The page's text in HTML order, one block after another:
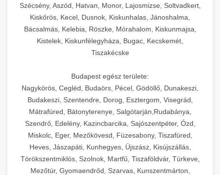
Szécsény, Aszód, Hatvan, Monor, Lajosmizse, Soltvadkert,
Kiskőrös, Kecel, Dusnok, Kiskunhalas, Jánoshalma,
Bácsalmás, Kelebia, Röszke, Mórahalom, Kiskunmajsa,
Kistelek, Kiskunfélegyháza, Bugac, Kecskemét,
Tiszakécske
Budapest egész területe:
Nagykörös, Cegléd, Budaörs, Pécel, Gödöllő, Dunakeszi,
Budakeszi, Szentendre, Dorog, Esztergom, Visegrád,
Mátrafüred, Bátonyterenye, Salgótarján,Rudabánya,
Szendrő, Edelény, Kazincbarcika, Sajószentpéter, Ózd,
Miskolc, Eger, Mezőkövesd, Füzesabony, Tiszafüred,
Heves, Jászapáti, Kunhegyes, Újszász, Kisújszállás,
Törökszentmiklós, Szolnok, Martfű, Tiszaföldvár, Túrkeve,
Mezőtúr, Gyomaendrőd, Szarvas, Kunszentmárton,